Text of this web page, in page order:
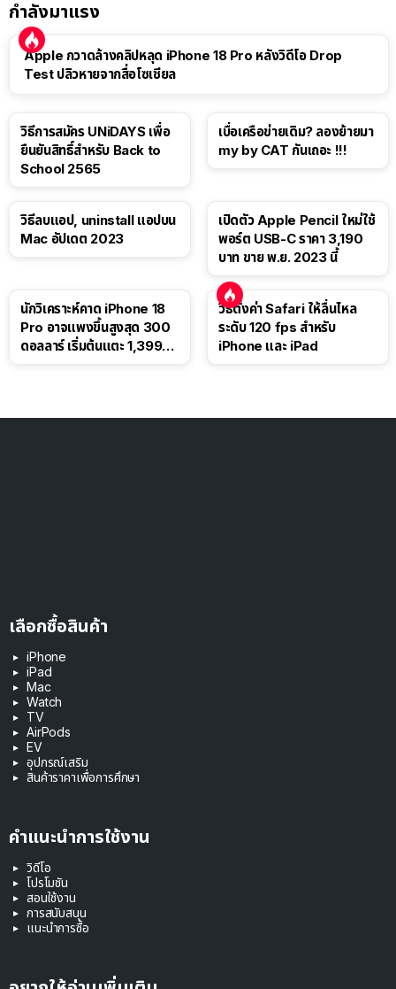
กำลังมาแรง
Apple กวาดล้างคลิปหลุด iPhone 18 Pro หลังวิดีโอ Drop
Test ปลิวหายจากสื่อโซเชียล
วิธีการสมัคร UNiDAYS เพื่อ
ยืนยันสิทธิ์สำหรับ Back to
School 2565
เบื่อเครือข่ายเดิม? ลองย้ายมา
my by CAT กันเถอะ !!!
วิธีลบแอป, uninstall แอปบน
Mac อัปเดต 2023
เปิดตัว Apple Pencil ใหม่ใช้
พอร์ต USB-C ราคา 3,190
บาท ขาย พ.ย. 2023 นี้
นักวิเคราะห์คาด iPhone 18
Pro อาจแพงขึ้นสูงสุด 300
ดอลลาร์ เริ่มต้นแตะ 1,399
วิธีตั้งค่า Safari ให้ลื่นไหล
ระดับ 120 fps สำหรับ
iPhone และ iPad
เลือกซื้อสินค้า
iPhone
iPad
Mac
Watch
TV
AirPods
EV
อุปกรณ์เสริม
สินค้าราคาเพื่อการศึกษา
คำแนะนำการใช้งาน
วิดีโอ
โปรโมชัน
สอนใช้งาน
การสนับสนุน
แนะนำการซื้อ